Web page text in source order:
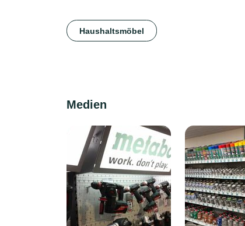
Haushaltsmöbel
Medien